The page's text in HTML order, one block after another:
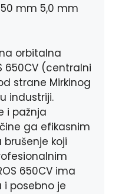
mm 5,0 mm
orbitalna
650CV (centralni
strane Mirkinog
industriji.
i pažnja
ga efikasnim
koji
650CV ima
posebno je